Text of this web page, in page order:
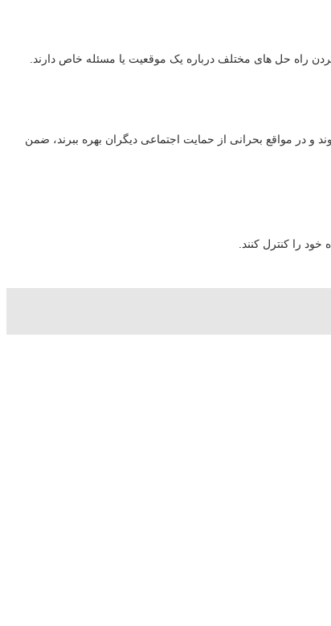
کردن راه حل های مختلف درباره یک موقعیت یا مسئله خاص دارند.
در مواقع بحرانی از حمایت اجتماعی دیگران بهره ببرند، ضمن
خود را کنترل کنند.